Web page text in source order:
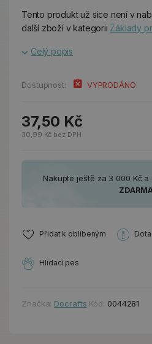
Tento produkt už sice není v
další zboží v kategorii Základy
Celý popis
Dostupnost: VYPRODÁNO
37,50 Kč
30,99 Kč bez DPH
Nakupte ještě za 3 000 Kč a
Přidat k oblíbeným
Hlídací pes
Značka: Docrafts Kód: 0044281